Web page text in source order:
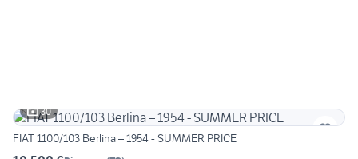
30
FIAT 1100/103 Berlina – 1954 - SUMMER PRICE